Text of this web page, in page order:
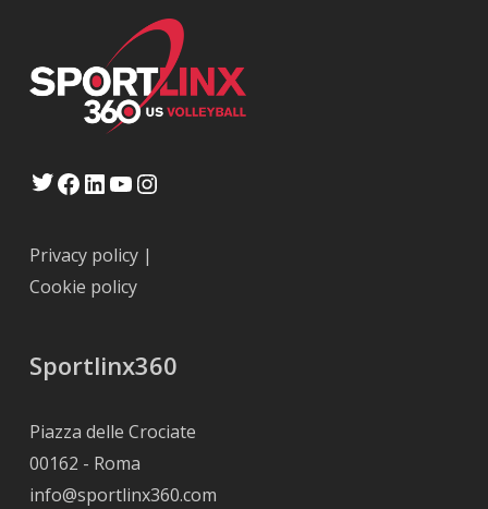
Twitter
Facebook
LinkedIn
YouTube
Privacy policy|
Cookie policy
Sportlinx360
Piazza delle Crociate
00162 - Roma
info@sportlinx360.com